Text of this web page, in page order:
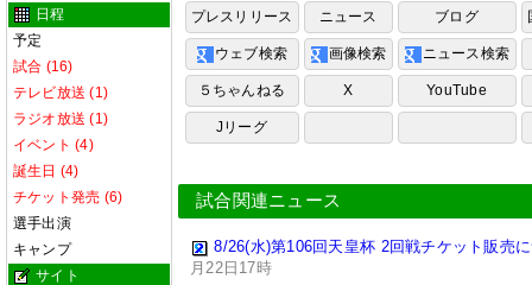
日程
予定
試合 (16)
テレビ放送 (1)
ラジオ放送 (1)
イベント (4)
誕生日 (4)
チケット発売 (6)
選手出演
キャンプ
サイト
プレスリリース ニュース ブログ
ウェブ検索 画像検索 ニュース検索
５ちゃんねる X YouTube
Jリーグ
試合関連ニュース
8/26(水)第106回天皇杯 2回戦チケット販売
月22日17時